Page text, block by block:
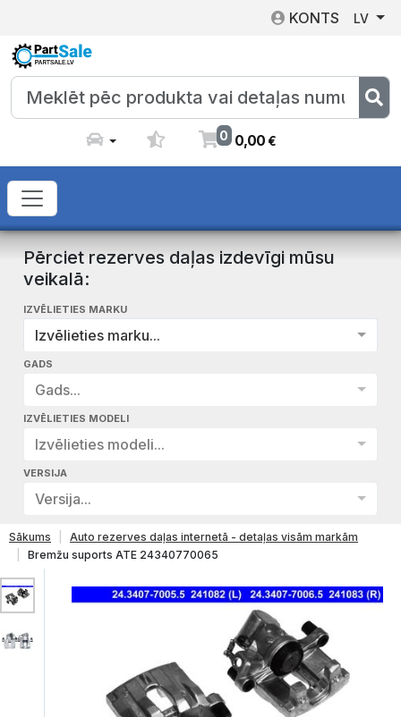
KONTS LV
0 0,00€
Pērciet rezerves daļas izdevīgi mūsu
veikalā:
IZVĒLIETIES MARKU
Izvēlieties marku...
GADS
Gads...
IZVĒLIETIES MODELI
Izvēlieties modeli...
VERSIJA
Versija...
Sākums
Auto rezerves daļas internetā - detaļas visām markām
Bremžu suports ATE 24340770065